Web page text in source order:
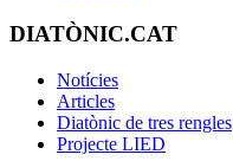
DIATÒNIC.CAT
Notícies
Articles
Diatònic de tres rengles
Projecte LIED